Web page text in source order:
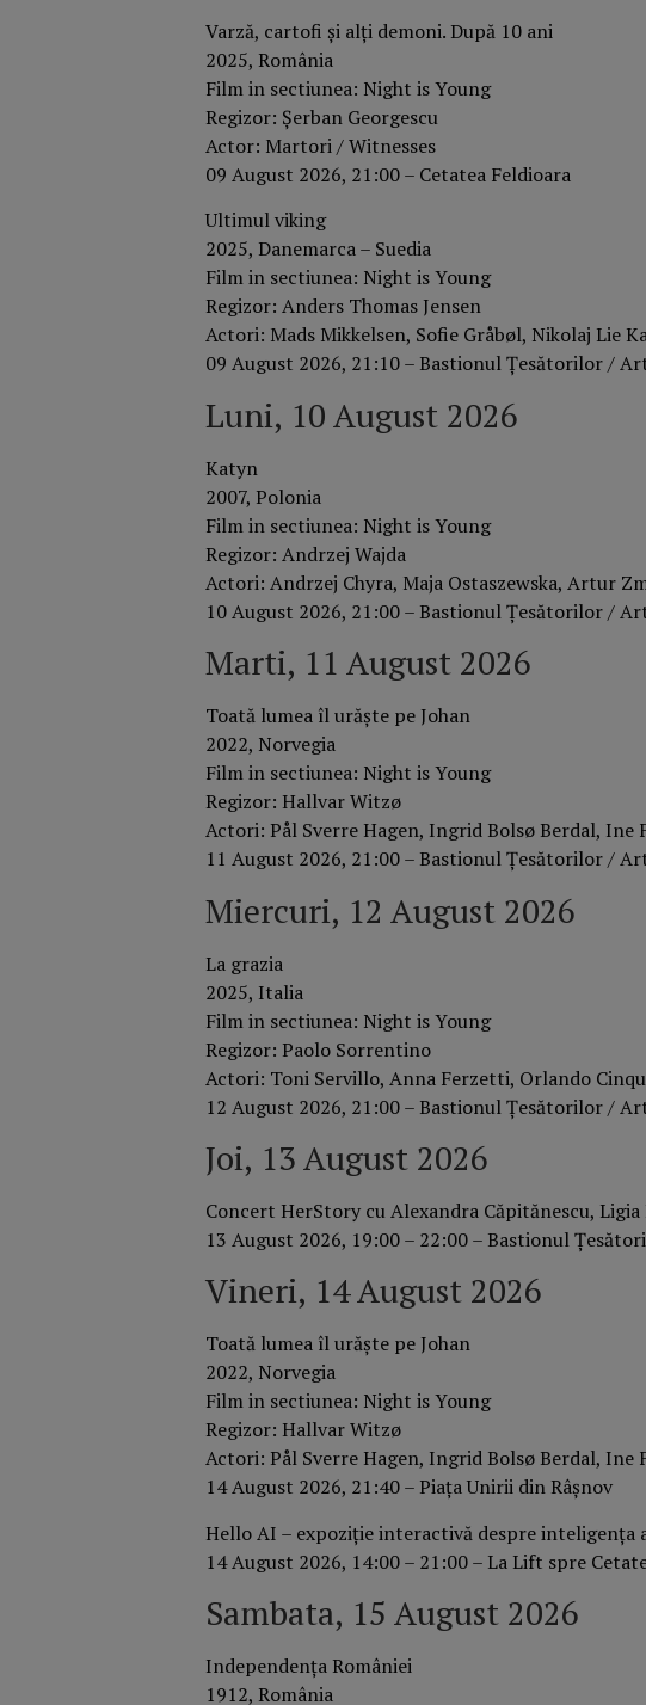
Varză, cartofi și alți demoni. După 10 ani
2025, România
Film in sectiunea: Night is Young
Regizor: Şerban Georgescu
Actor: Martori / Witnesses
09 August 2026, 21:00 – Cetatea Feldioara
Ultimul viking
2025, Danemarca – Suedia
Film in sectiunea: Night is Young
Regizor: Anders Thomas Jensen
Actori: Mads Mikkelsen, Sofie Gråbøl, Nikolaj Lie
09 August 2026, 21:10 – Bastionul Țesătorilor /
Luni, 10 August 2026
Katyn
2007, Polonia
Film in sectiunea: Night is Young
Regizor: Andrzej Wajda
Actori: Andrzej Chyra, Maja Ostaszewska, Artur
10 August 2026, 21:00 – Bastionul Țesătorilor /
Marti, 11 August 2026
Toată lumea îl urăște pe Johan
2022, Norvegia
Film in sectiunea: Night is Young
Regizor: Hallvar Witzø
Actori: Pål Sverre Hagen, Ingrid Bolsø Berdal, Ine
11 August 2026, 21:00 – Bastionul Țesătorilor /
Miercuri, 12 August 2026
La grazia
2025, Italia
Film in sectiunea: Night is Young
Regizor: Paolo Sorrentino
Actori: Toni Servillo, Anna Ferzetti, Orlando
12 August 2026, 21:00 – Bastionul Țesătorilor /
Joi, 13 August 2026
Concert HerStory cu Alexandra Căpitănescu,
13 August 2026, 19:00 – 22:00 – Bastionul
Vineri, 14 August 2026
Toată lumea îl urăște pe Johan
2022, Norvegia
Film in sectiunea: Night is Young
Regizor: Hallvar Witzø
Actori: Pål Sverre Hagen, Ingrid Bolsø Berdal, Ine
14 August 2026, 21:40 – Piața Unirii din Râșnov
Hello AI – expoziție interactivă despre inteligența
14 August 2026, 14:00 – 21:00 – La Lift spre
Sambata, 15 August 2026
Independenţa României
1912, România